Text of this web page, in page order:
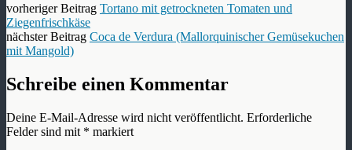
vorheriger Beitrag Tortano mit getrockneten Tomaten und
Ziegenfrischkäse
nächster Beitrag Coca de Verdura (Mallorquinischer Gemüsekuchen
mit Mangold)
Schreibe einen Kommentar
Deine E-Mail-Adresse wird nicht veröffentlicht. Erforderliche
Felder sind mit * markiert